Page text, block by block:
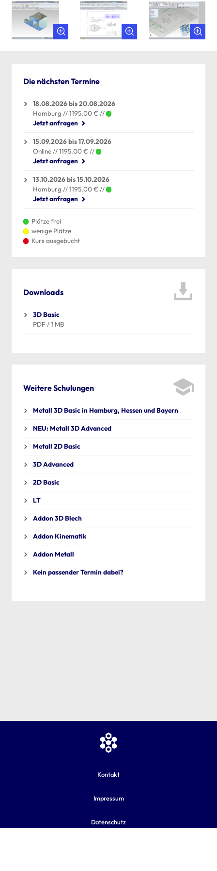
Die nächsten Termine
18.08.2026 bis 20.08.2026
Hamburg // 1195.00 € //
Jetzt anfragen
15.09.2026 bis 17.09.2026
Online // 1195.00 € //
Jetzt anfragen
13.10.2026 bis 15.10.2026
Hamburg // 1195.00 € //
Jetzt anfragen
Plätze frei
wenige Plätze
Kurs ausgebucht
Downloads
3D Basic
PDF / 1 MB
Weitere Schulungen
Metall 3D Basic in Hamburg, Hessen und Bayern
NEU: Metall 3D Advanced
Metall 2D Basic
3D Advanced
2D Basic
LT
Addon 3D Blech
Addon Kinematik
Addon Metall
Kein passender Termin dabei?
Kontakt
Impressum
Datenschutz